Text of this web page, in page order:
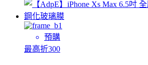
預購
最高折300